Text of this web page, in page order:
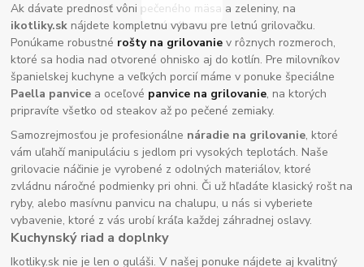
Ak dávate prednosť vôni pečeného mäsa a zeleniny, na
ikotliky.sk nájdete kompletnú výbavu pre letnú grilovačku.
Ponúkame robustné rošty na grilovanie v rôznych rozmeroch,
ktoré sa hodia nad otvorené ohnisko aj do kotlín. Pre milovníkov
španielskej kuchyne a veľkých porcií máme v ponuke špeciálne
Paella panvice a oceľové panvice na grilovanie, na ktorých
pripravíte všetko od steakov až po pečené zemiaky.
Samozrejmosťou je profesionálne náradie na grilovanie, ktoré
vám uľahčí manipuláciu s jedlom pri vysokých teplotách. Naše
grilovacie náčinie je vyrobené z odolných materiálov, ktoré
zvládnu náročné podmienky pri ohni. Či už hľadáte klasický rošt na
ryby, alebo masívnu panvicu na chalupu, u nás si vyberiete
vybavenie, ktoré z vás urobí kráľa každej záhradnej oslavy.
Kuchynský riad a doplnky
Ikotliky.sk nie je len o guláši. V našej ponuke nájdete aj kvalitný